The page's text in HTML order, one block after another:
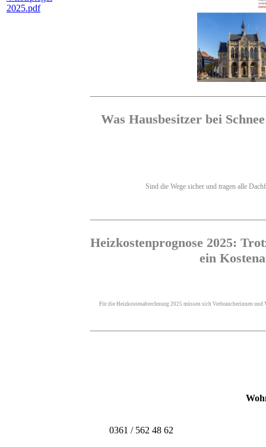
2025.pdf
Was Hausbesitzer bei
Sind die Wege sicher und tragen alle
Heizkostenprognose 2025:
ein
Für die Heizkostenabrechnung 2025 müssen sich Verbraucherinnen
0361 / 562 48 62